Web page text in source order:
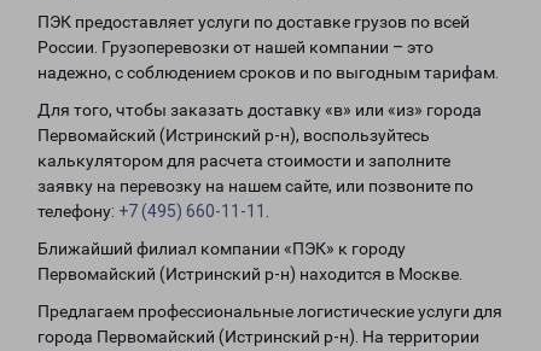
ПЭК предоставляет услуги по доставке грузов по всей
России. Грузоперевозки от нашей компании – это
надежно, с соблюдением сроков и по выгодным тарифам.
Для того, чтобы заказать доставку «в» или «из» города
Первомайский (Истринский р-н), воспользуйтесь
калькулятором для расчета стоимости и заполните
заявку на перевозку на нашем сайте, или позвоните по
телефону: +7 (495) 660-11-11
Ближайший филиал компании «ПЭК» к городу
Первомайский (Истринский р-н) находится в Москве.
Предлагаем профессиональные логистические услуги для
города Первомайский (Истринский р-н). На территории